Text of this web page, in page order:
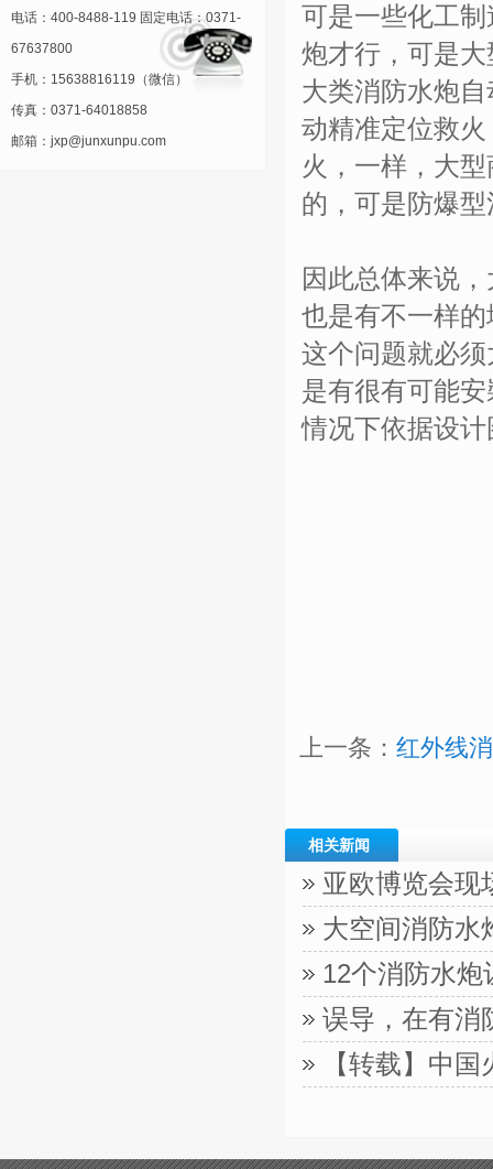
电话：400-8488-119 固定电话：0371-
67637800
手机：15638816119（微信）
传真：0371-64018858
邮箱：jxp@junxunpu.com
可是一些化工
炮才行，可是
大类消防水炮
动精准定位救
火，一样，大
的，可是防爆
因此总体来说
也是有不一样
这个问题就必
是有很有可能
情况下依据设
上一条： 红外线
相关新闻
亚欧博览会现
大空间消防水
12个消防水
误导，在有消
【转载】中